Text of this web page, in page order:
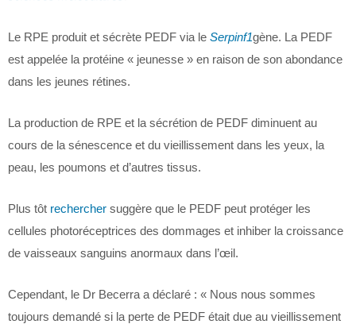
Le RPE produit et sécrète PEDF via le Serpinf1gène. La PEDF
est appelée la protéine « jeunesse » en raison de son abondance
dans les jeunes rétines.
La production de RPE et la sécrétion de PEDF diminuent au
cours de la sénescence et du vieillissement dans les yeux, la
peau, les poumons et d’autres tissus.
Plus tôt rechercher suggère que le PEDF peut protéger les
cellules photoréceptrices des dommages et inhiber la croissance
de vaisseaux sanguins anormaux dans l’œil.
Cependant, le Dr Becerra a déclaré : « Nous nous sommes
toujours demandé si la perte de PEDF était due au vieillissement